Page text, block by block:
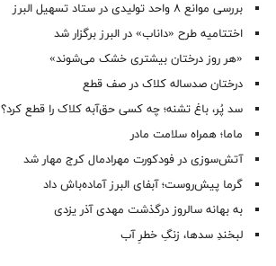
بررسی موانع ۸ واحد تولیدی در ستاد تسهیل البرز
اختتامیه طرح «داناب» در البرز برگزار شد
«هر روز درختان بیشتری خشک می‌شوند»
درختان صدساله کلاک در صف قطع
سد پُر، باغ تشنه؛ چه کسی حق‌آبه کلاک را قطع کرد؟
ماما؛ همراه سلامت مادر
آتش‌سوزی در فودکورت مهرادمال کرج مهار شد
گرما پیش‌روست؛ آبفای البرز آماده‌باش داد
به بهانه سالروز درگذشت مهدی آذر یزدی
لبخندِ سدها، زنگِ خطرِ آب